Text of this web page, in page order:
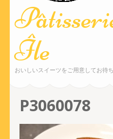
(Enter
押
す)
Île
おいしいスイーツをご用意してお待
P3060078